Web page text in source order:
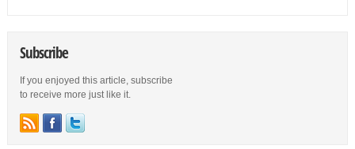
Subscribe
If you enjoyed this article, subscribe
to receive more just like it.